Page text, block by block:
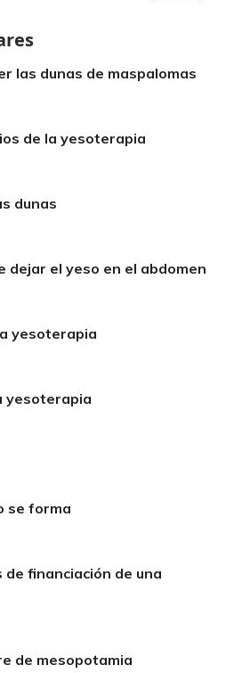
las dunas de maspalomas
de la yesoterapia
dunas
dejar el yeso en el abdomen
yesoterapia
yesoterapia
se forma
financiación de una
de mesopotamia